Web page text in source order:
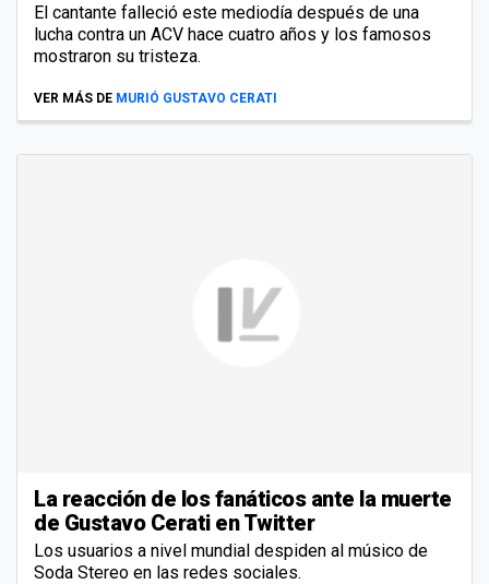
El cantante falleció este mediodía después de una
lucha contra un ACV hace cuatro años y los famosos
mostraron su tristeza.
VER MÁS DE MURIÓ GUSTAVO CERATI
La reacción de los fanáticos ante la muerte
de Gustavo Cerati en Twitter
Los usuarios a nivel mundial despiden al músico de
Soda Stereo en las redes sociales.